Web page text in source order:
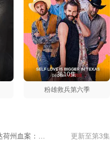
第10集
粉雄救兵第六季
荷州血案：…
更新至第3集